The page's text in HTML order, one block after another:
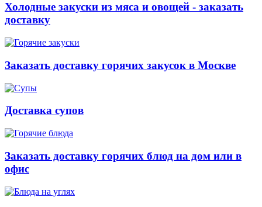
Холодные закуски из мяса и овощей - заказать
доставку
Заказать доставку горячих закусок в Москве
Доставка супов
Заказать доставку горячих блюд на дом или в
офис